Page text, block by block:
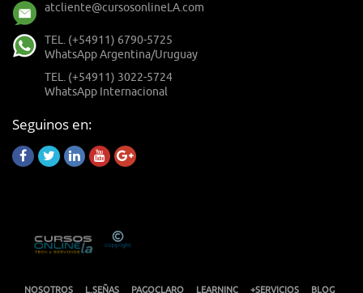
atcliente@cursosonlineLA.com
TEL. (+54911) 6790-5725
WhatsApp Argentina/Uruguay
TEL. (+54911) 3022-5724
WhatsApp Internacional
Seguinos en:
NOSOTROS L.SEÑAS PAGOCLARO LEARNINC +SERVICIOS BLOG